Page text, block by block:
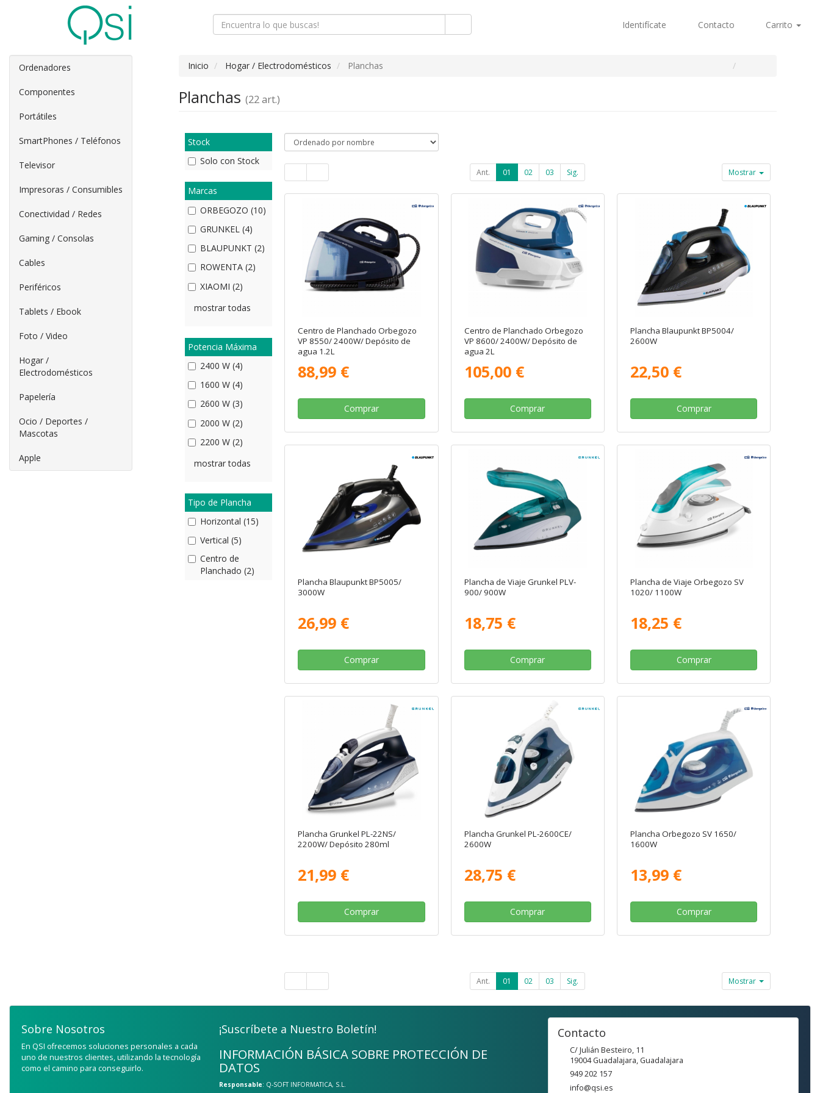
Identifícate Contacto Carrito
Ordenadores
Componentes
Portátiles
SmartPhones / Teléfonos
Televisor
Impresoras / Consumibles
Conectividad / Redes
Gaming / Consolas
Cables
Periféricos
Tablets / Ebook
Foto / Video
Hogar /
Electrodomésticos
Papelería
Ocio / Deportes /
Mascotas
Apple
Inicio Hogar / Electrodomésticos Planchas
Planchas (22 art.)
Stock
Solo con Stock
Marcas
ORBEGOZO (10)
GRUNKEL (4)
BLAUPUNKT (2)
ROWENTA (2)
XIAOMI (2)
mostrar todas
Potencia Máxima
2400 W (4)
1600 W (4)
2600 W (3)
2000 W (2)
2200 W (2)
mostrar todas
Tipo de Plancha
Horizontal (15)
Vertical (5)
Centro de
Planchado (2)
Ant. 01 02 03 Sig. Mostrar
Centro de Planchado Orbegozo
VP 8550/ 2400W/ Depósito de
agua 1.2L
88,99 €
Comprar
Centro de Planchado Orbegozo
VP 8600/ 2400W/ Depósito de
agua 2L
105,00 €
Comprar
Plancha Blaupunkt BP5004/
2600W
22,50 €
Comprar
Plancha Blaupunkt BP5005/
3000W
26,99 €
Comprar
Plancha de Viaje Grunkel PLV-
900/ 900W
18,75 €
Comprar
Plancha de Viaje Orbegozo SV
1020/ 1100W
18,25 €
Comprar
Plancha Grunkel PL-22NS/
2200W/ Depósito 280ml
21,99 €
Comprar
Plancha Grunkel PL-2600CE/
2600W
28,75 €
Comprar
Plancha Orbegozo SV 1650/
1600W
13,99 €
Comprar
Ant. 01 02 03 Sig. Mostrar
Sobre Nosotros
En QSI ofrecemos soluciones personales a cada
uno de nuestros clientes, utilizando la tecnología
como el camino para conseguirlo.
¡Suscríbete a Nuestro Boletín!
INFORMACIÓN BÁSICA SOBRE PROTECCIÓN DE
DATOS
Responsable: Q-SOFT INFORMATICA, S.L.
Contacto
C/ Julián Besteiro, 11
19004 Guadalajara, Guadalajara
949 202 157
info@qsi.es